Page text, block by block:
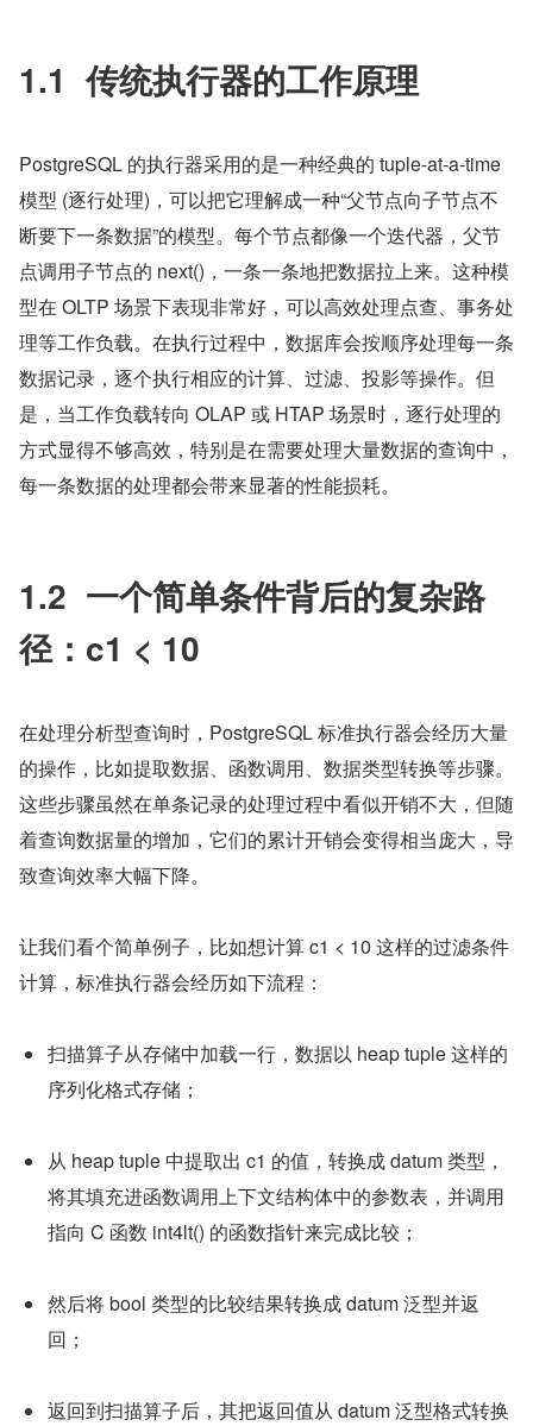
1.1  传统执行器的工作原理
PostgreSQL 的执行器采用的是一种经典的 tuple-at-a-time
模型 (逐行处理)，可以把它理解成一种“父节点向子节点不
断要下一条数据”的模型。每个节点都像一个迭代器，父节
点调用子节点的 next()，一条一条地把数据拉上来。这种模
型在 OLTP 场景下表现非常好，可以高效处理点查、事务处
理等工作负载。在执行过程中，数据库会按顺序处理每一条
数据记录，逐个执行相应的计算、过滤、投影等操作。但
是，当工作负载转向 OLAP 或 HTAP 场景时，逐行处理的
方式显得不够高效，特别是在需要处理大量数据的查询中，
每一条数据的处理都会带来显著的性能损耗。
1.2  一个简单条件背后的复杂路
径：c1 < 10
在处理分析型查询时，PostgreSQL 标准执行器会经历大量
的操作，比如提取数据、函数调用、数据类型转换等步骤。
这些步骤虽然在单条记录的处理过程中看似开销不大，但随
着查询数据量的增加，它们的累计开销会变得相当庞大，导
致查询效率大幅下降。
让我们看个简单例子，比如想计算 c1 < 10 这样的过滤条件
计算，标准执行器会经历如下流程：
扫描算子从存储中加载一行，数据以 heap tuple 这样的
序列化格式存储；
从 heap tuple 中提取出 c1 的值，转换成 datum 类型，
将其填充进函数调用上下文结构体中的参数表，并调用
指向 C 函数 int4lt() 的函数指针来完成比较；
然后将 bool 类型的比较结果转换成 datum 泛型并返
回；
返回到扫描算子后，其把返回值从 datum 泛型格式转换